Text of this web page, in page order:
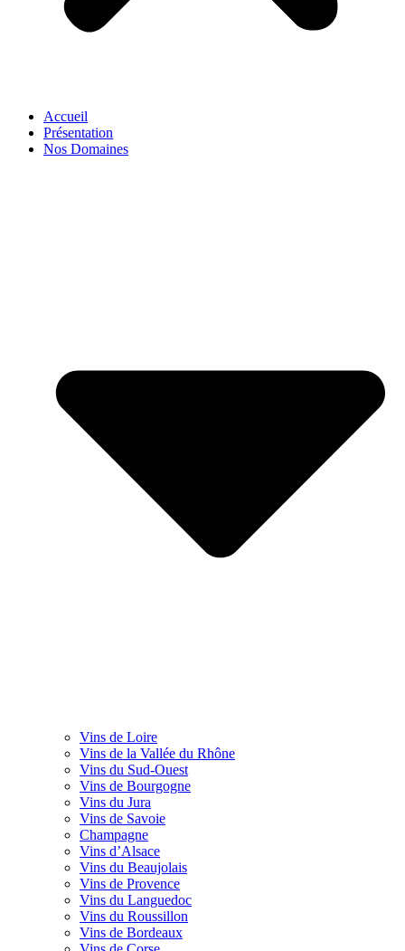
Accueil
Présentation
Nos Domaines
Vins de Loire
Vins de la Vallée du Rhône
Vins du Sud-Ouest
Vins de Bourgogne
Vins du Jura
Vins de Savoie
Champagne
Vins d’Alsace
Vins du Beaujolais
Vins de Provence
Vins du Languedoc
Vins du Roussillon
Vins de Bordeaux